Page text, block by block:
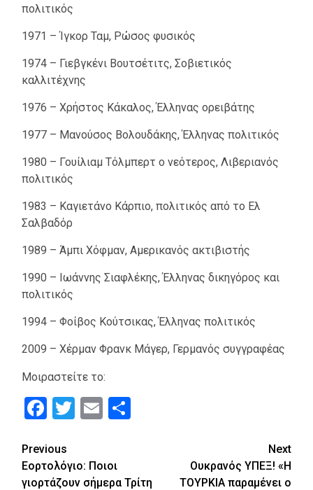
πολιτικός
1971 – Ίγκορ Ταμ, Ρώσος φυσικός
1974 – Γιεβγκένι Βουτσέτιτς, Σοβιετικός
καλλιτέχνης
1976 – Χρήστος Κάκαλος, Έλληνας ορειβάτης
1977 – Μανούσος Βολουδάκης, Έλληνας πολιτικός
1980 – Γουίλιαμ Τόλμπερτ ο νεότερος, Λιβεριανός
πολιτικός
1983 – Καγιετάνο Κάρπιο, πολιτικός από το Ελ
Σαλβαδόρ
1989 – Άμπι Χόφμαν, Αμερικανός ακτιβιστής
1990 – Ιωάννης Σιαφλέκης, Έλληνας δικηγόρος και
πολιτικός
1994 – Φοίβος Κούτσικας, Έλληνας πολιτικός
2009 – Χέρμαν Φρανκ Μάγερ, Γερμανός συγγραφέας
Μοιραστείτε το:
Facebook
Twitter
Email
Continue
Reading
Previous
Εορτολόγιο: Ποιοι
γιορτάζουν σήμερα Τρίτη
Next
Ουκρανός ΥΠΕΞ! «Η
ΤΟΥΡΚΙΑ παραμένει ο